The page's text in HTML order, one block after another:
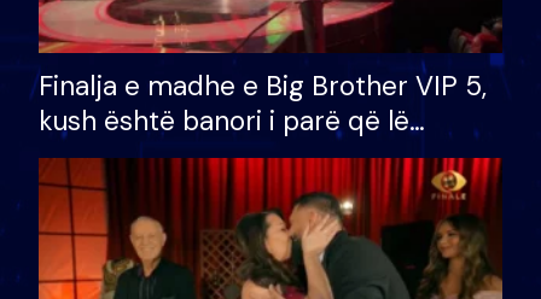
Finalja e madhe e Big Brother VIP 5,
kush është banori i parë që lë
shtëpinë dhe humb mundësinë për
të fituar çmimin e madh